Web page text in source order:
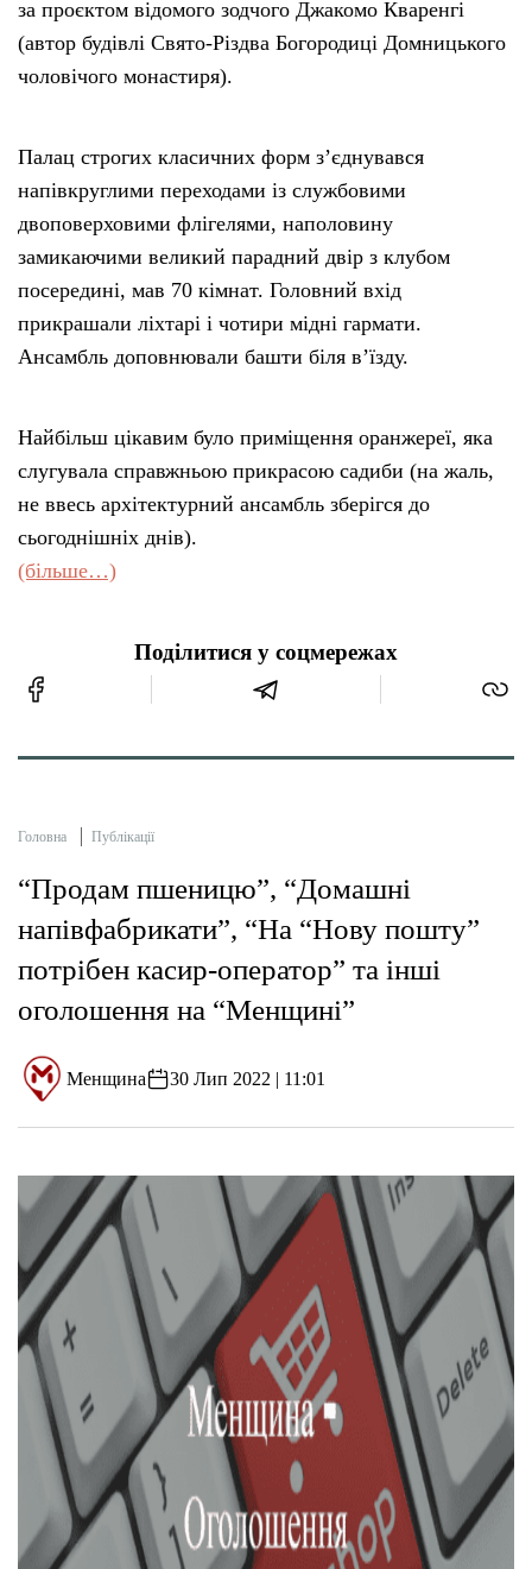
за проєктом відомого зодчого Джакомо Кваренгі
(автор будівлі Свято-Різдва Богородиці Домницького
чоловічого монастиря).
Палац строгих класичних форм з’єднувався
напівкруглими переходами із службовими
двоповерховими флігелями, наполовину
замикаючими великий парадний двір з клубом
посередині, мав 70 кімнат. Головний вхід
прикрашали ліхтарі і чотири мідні гармати.
Ансамбль доповнювали башти біля в’їзду.
Найбільш цікавим було приміщення оранжереї, яка
слугувала справжньою прикрасою садиби (на жаль,
не ввесь архітектурний ансамбль зберігся до
сьогоднішніх днів).
(більше…)
Поділитися у соцмережах
Головна Публікації
“Продам пшеницю”, “Домашні
напівфабрикати”, “На “Нову пошту”
потрібен касир-оператор” та інші
оголошення на “Менщині”
Менщина 30 Лип 2022 | 11:01